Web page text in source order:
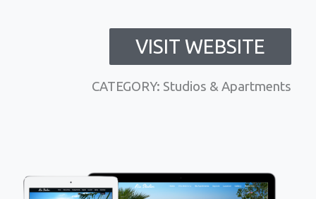
VISIT WEBSITE
CATEGORY: Studios & Apartments